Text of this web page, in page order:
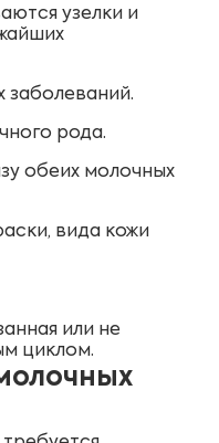
узелки и
заболеваний.
рода.
обеих молочных
вида кожи
или не
циклом.